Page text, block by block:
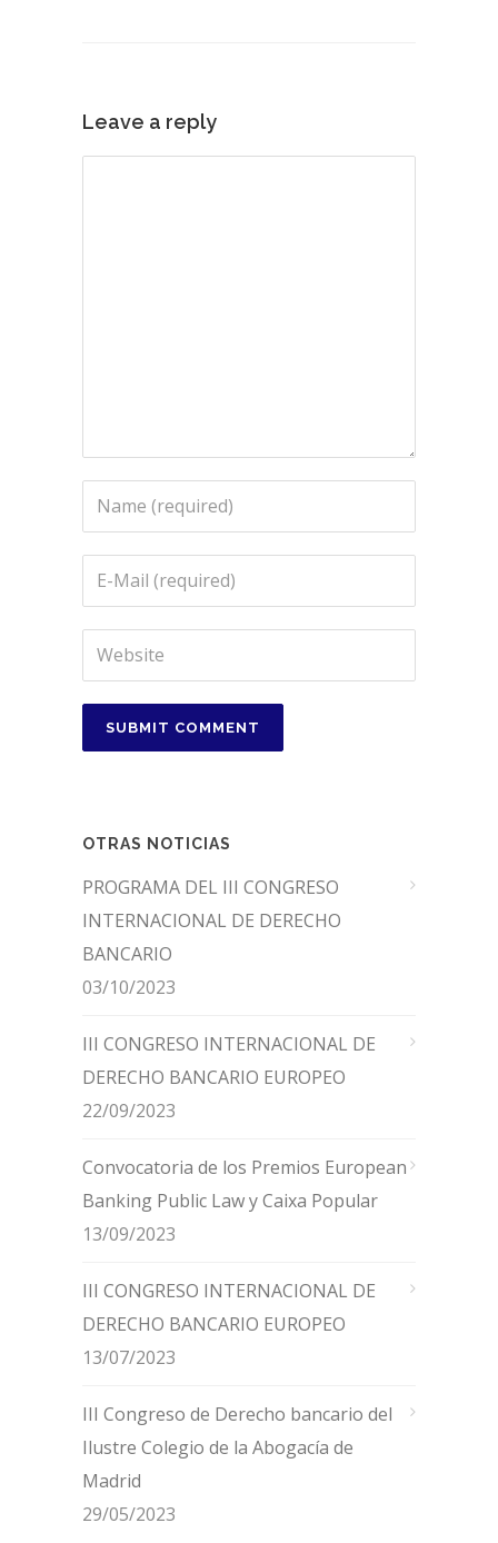
Leave a reply
OTRAS NOTICIAS
PROGRAMA DEL III CONGRESO
INTERNACIONAL DE DERECHO
BANCARIO
03/10/2023
III CONGRESO INTERNACIONAL DE
DERECHO BANCARIO EUROPEO
22/09/2023
Convocatoria de los Premios European
Banking Public Law y Caixa Popular
13/09/2023
III CONGRESO INTERNACIONAL DE
DERECHO BANCARIO EUROPEO
13/07/2023
III Congreso de Derecho bancario del
Ilustre Colegio de la Abogacía de
Madrid
29/05/2023